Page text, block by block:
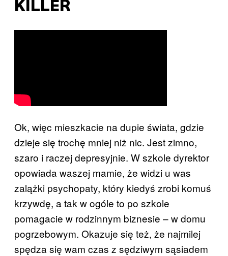
KILLER
Ok, więc mieszkacie na dupie świata, gdzie
dzieje się trochę mniej niż nic. Jest zimno,
szaro i raczej depresyjnie. W szkole dyrektor
opowiada waszej mamie, że widzi u was
zalążki psychopaty, który kiedyś zrobi komuś
krzywdę, a tak w ogóle to po szkole
pomagacie w rodzinnym biznesie – w domu
pogrzebowym. Okazuje się też, że najmilej
spędza się wam czas z sędziwym sąsiadem